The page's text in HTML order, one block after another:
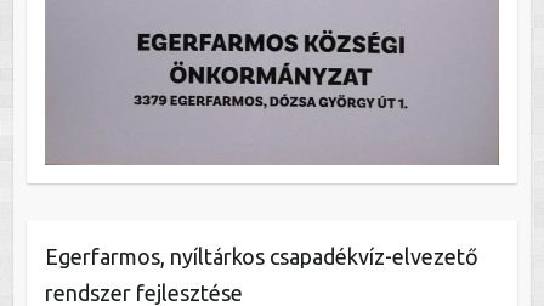
Egerfarmos, nyíltárkos csapadékvíz-elvezető
rendszer fejlesztése